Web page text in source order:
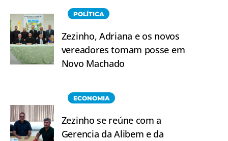
POLÍTICA
Zezinho, Adriana e os novos
vereadores tomam posse em
Novo Machado
ECONOMIA
Zezinho se reúne com a
Gerencia da Alibem e da